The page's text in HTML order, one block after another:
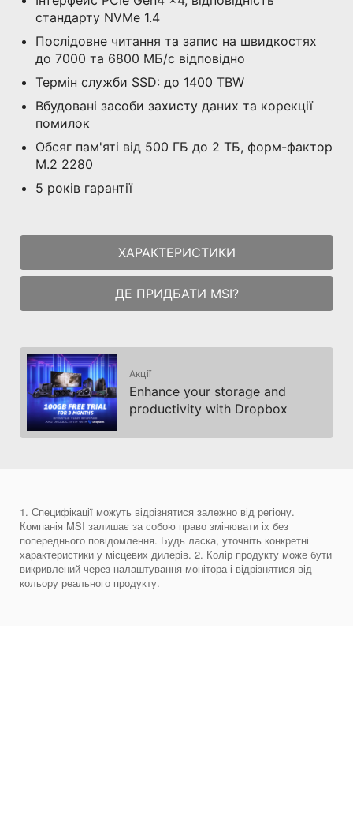
стандарту NVMe 1.4
Послідовне читання та запис на швидкостях
до 7000 та 6800 МБ/с відповідно
Термін служби SSD: до 1400 TBW
Вбудовані засоби захисту даних та корекції
помилок
Обсяг пам'яті від 500 ГБ до 2 ТБ, форм-фактор
M.2 2280
5 років гарантії
ХАРАКТЕРИСТИКИ
ДЕ ПРИДБАТИ MSI?
Акції
Enhance your storage and
productivity with Dropbox
1. Специфікації можуть відрізнятися залежно від регіону.
Компанія MSI залишає за собою право змінювати іх без
попереднього повідомлення. Будь ласка, уточніть конкретні
характеристики у місцевих дилерів. 2. Колір продукту може бути
викривлений через налаштування монітора і відрізнятися від
кольору реального продукту.